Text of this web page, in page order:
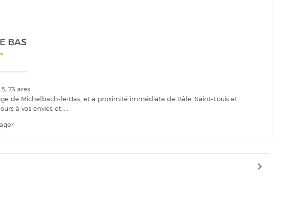
BAS
73 ares
de Michelbach-le-Bas, et à proximité immédiate de Bâle, Saint-Louis et
à vos envies et...